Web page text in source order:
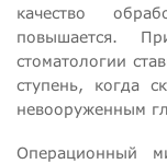
качество
повышается.
стоматологии
ступень, когда
невооруженным
Операционный